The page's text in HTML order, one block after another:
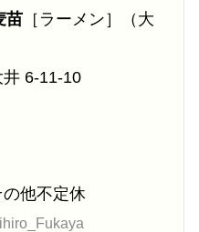
苗 ［ラーメン］（大
6-11-10
他不定休